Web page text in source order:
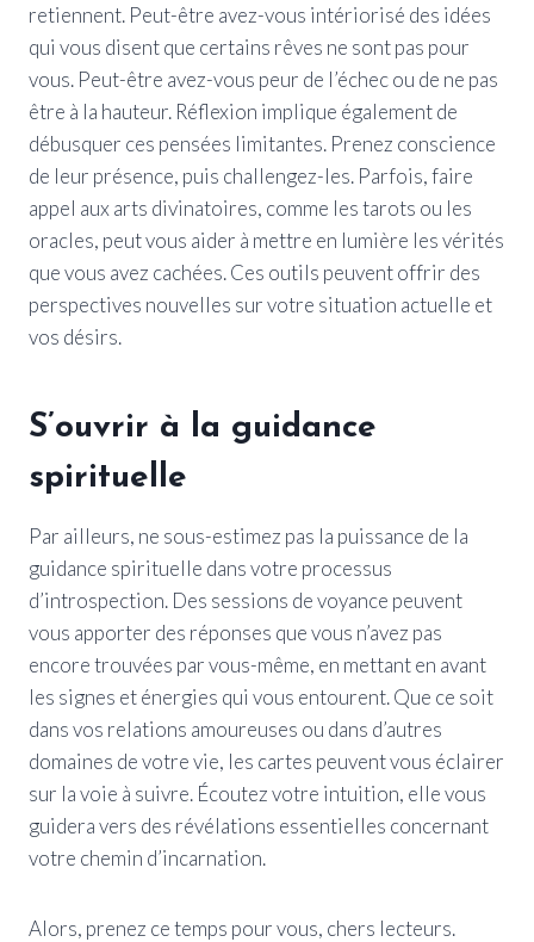
retiennent. Peut-être avez-vous intériorisé des idées
qui vous disent que certains rêves ne sont pas pour
vous. Peut-être avez-vous peur de l’échec ou de ne pas
être à la hauteur. Réflexion implique également de
débusquer ces pensées limitantes. Prenez conscience
de leur présence, puis challengez-les. Parfois, faire
appel aux arts divinatoires, comme les tarots ou les
oracles, peut vous aider à mettre en lumière les vérités
que vous avez cachées. Ces outils peuvent offrir des
perspectives nouvelles sur votre situation actuelle et
vos désirs.
S’ouvrir à la guidance
spirituelle
Par ailleurs, ne sous-estimez pas la puissance de la
guidance spirituelle dans votre processus
d’introspection. Des sessions de voyance peuvent
vous apporter des réponses que vous n’avez pas
encore trouvées par vous-même, en mettant en avant
les signes et énergies qui vous entourent. Que ce soit
dans vos relations amoureuses ou dans d’autres
domaines de votre vie, les cartes peuvent vous éclairer
sur la voie à suivre. Écoutez votre intuition, elle vous
guidera vers des révélations essentielles concernant
votre chemin d’incarnation.
Alors, prenez ce temps pour vous, chers lecteurs.